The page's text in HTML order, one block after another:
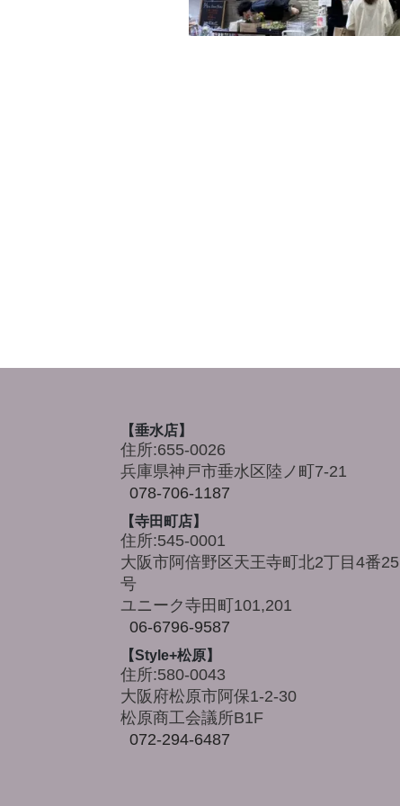
【垂水店】
住所:655-0026
兵庫県神戸市垂水区陸ノ町7-21
078-706-1187
【寺田町店】
住所:545-0001
大阪市阿倍野区天王寺町北2丁目4番25
号
ユニーク寺田町101,201
06-6796-9587
【Style+松原】
住所:580-0043
大阪府松原市阿保1-2-30
松原商工会議所B1F
072-294-6487